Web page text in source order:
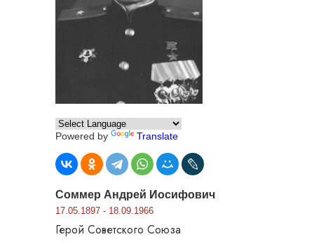
Powered by Translate
Соммер Андрей Иосифович
17.05.1897 - 18.09.1966
Герой Советского Союза